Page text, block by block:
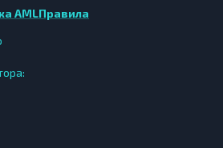
AMLПравила